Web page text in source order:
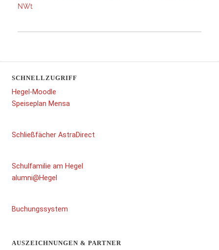
NWt
SCHNELLZUGRIFF
Hegel-Moodle
Speiseplan Mensa
Schließfächer AstraDirect
Schulfamilie am Hegel
alumni@Hegel
Buchungssystem
AUSZEICHNUNGEN & PARTNER